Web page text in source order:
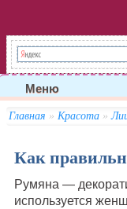
Меню
Главная » Красота»
Как
Румяна —
используется